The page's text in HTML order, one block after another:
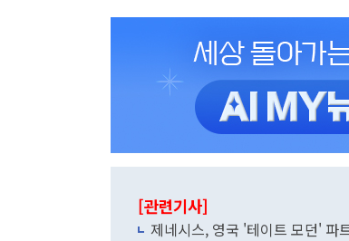
[관련기사]
제네시스, 영국 '테이트 모던' 파